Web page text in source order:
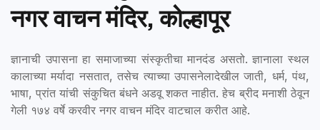
नगर वाचन मंदिर, कोल्हापूर
ज्ञानाची उपासना हा समाजाच्या संस्कृतीचा मानदंड असतो. ज्ञानाला स्थल
कालाच्या मर्यादा नसतात, तसेच त्याच्या उपासनेलादेखील जाती, धर्म, पंथ,
भाषा, प्रांत यांची संकुचित बंधने अडवू शकत नाहीत. हेच ब्रीद मनाशी ठेवून
गेली १७४ वर्षे करवीर नगर वाचन मंदिर वाटचाल करीत आहे.